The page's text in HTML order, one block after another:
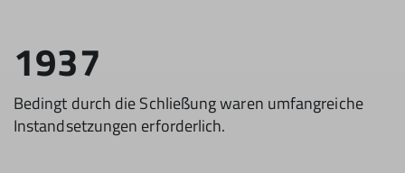
1937
Bedingt durch die Schließung waren umfangreiche
Instandsetzungen erforderlich.